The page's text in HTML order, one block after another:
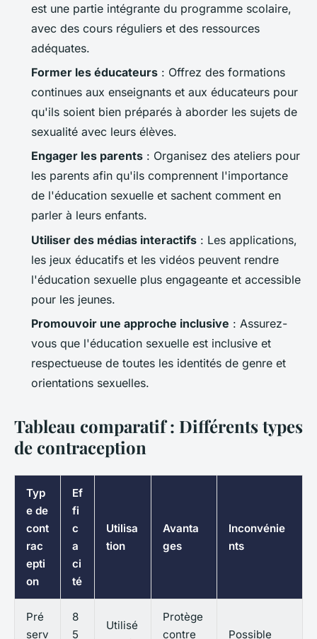
est une partie intégrante du programme scolaire,
avec des cours réguliers et des ressources
adéquates.
Former les éducateurs : Offrez des formations
continues aux enseignants et aux éducateurs pour
qu'ils soient bien préparés à aborder les sujets de
sexualité avec leurs élèves.
Engager les parents : Organisez des ateliers pour
les parents afin qu'ils comprennent l'importance
de l'éducation sexuelle et sachent comment en
parler à leurs enfants.
Utiliser des médias interactifs : Les applications,
les jeux éducatifs et les vidéos peuvent rendre
l'éducation sexuelle plus engageante et accessible
pour les jeunes.
Promouvoir une approche inclusive : Assurez-
vous que l'éducation sexuelle est inclusive et
respectueuse de toutes les identités de genre et
orientations sexuelles.
Tableau comparatif : Différents types
de contraception
Typ
e de
cont
rac
epti
on
Ef
fi
c
a
ci
té
Utilisa
tion
Avanta
ges
Inconvénie
nts
Pré
serv
8
5
Utilisé
Protège
contre
Possible